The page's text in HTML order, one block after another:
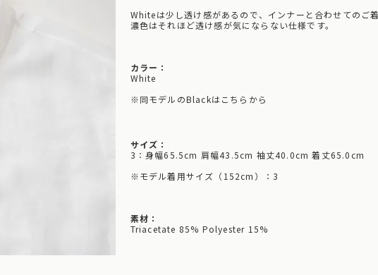
Whiteは少し透け感があるので、インナーと合わせてのご
濃色はそれほど透け感が気にならない仕様です。
カラー：
White
※同モデルのBlackはこちらから
サイズ：
3：身幅65.5cm 肩幅43.5cm 袖丈40.0cm 着丈65.0cm
※モデル着用サイズ（152cm）：3
素材：
Triacetate 85% Polyester 15%